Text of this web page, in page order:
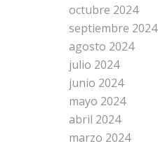
octubre 2024
septiembre 2024
agosto 2024
julio 2024
junio 2024
mayo 2024
abril 2024
marzo 2024